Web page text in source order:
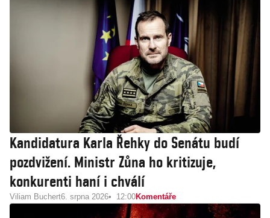
Kandidatura Karla Řehky do Senátu budí
pozdvižení. Ministr Zůna ho kritizuje,
konkurenti haní i chválí
Viliam Buchert6. srpna 2026 12:00Komentáře